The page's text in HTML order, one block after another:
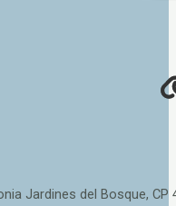
Jardines del Bosque, CP